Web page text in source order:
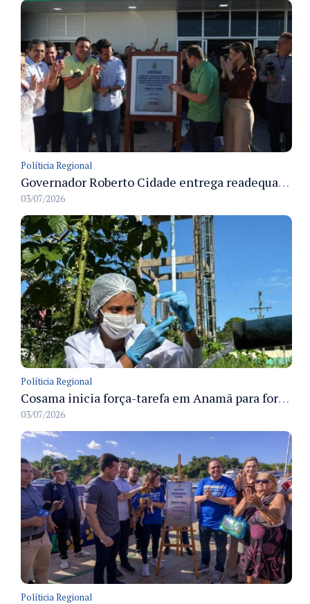
Políticia Regional
Governador Roberto Cidade entrega readequação do ambulatório da FCecon e amplia capacidade de atendimento oncológico em Manaus
03/07/2026
Políticia Regional
Cosama inicia força-tarefa em Anamã para fortalecer abastecimento de água e segurança hídrica da população
03/07/2026
Políticia Regional